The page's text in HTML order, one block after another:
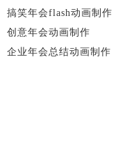
搞笑年会flash动画制作
创意年会动画制作
企业年会总结动画制作